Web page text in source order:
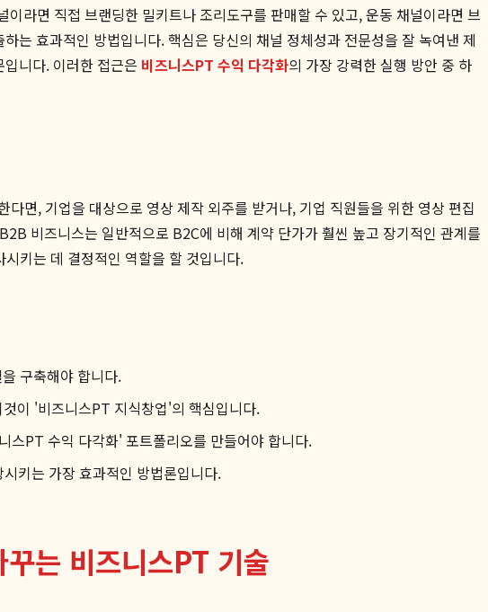
라면 직접 브랜딩한 밀키트나 조리도구를 판매할 수 있고, 운동 채널이라면 브
는 효과적인 방법입니다. 핵심은 당신의 채널 정체성과 전문성을 잘 녹여낸 제
니다. 이러한 접근은 비즈니스PT 수익 다각화의 가장 강력한 실행 방안 중 하
면, 기업을 대상으로 영상 제작 외주를 받거나, 기업 직원들을 위한 영상 편집
비즈니스는 일반적으로 B2C에 비해 계약 단가가 훨씬 높고 장기적인 관계를
키는 데 결정적인 역할을 할 것입니다.
구축해야 합니다.
이 '비즈니스PT 지식창업'의 핵심입니다.
스PT 수익 다각화' 포트폴리오를 만들어야 합니다.
키는 가장 효과적인 방법론입니다.
는 비즈니스PT 기술